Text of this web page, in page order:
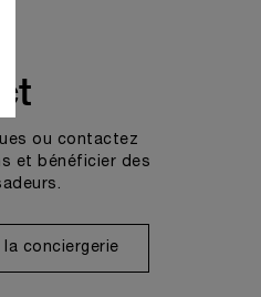
ou contactez
et bénéficier des
conciergerie